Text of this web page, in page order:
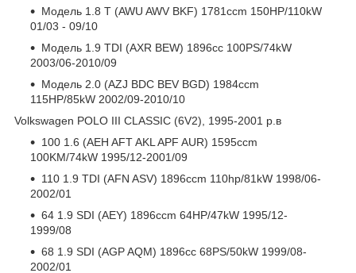
Модель 1.8 T (AWU AWV BKF) 1781ccm 150HP/110kW
01/03 - 09/10
Модель 1.9 TDI (AXR BEW) 1896cc 100PS/74kW
2003/06-2010/09
Модель 2.0 (AZJ BDC BEV BGD) 1984ccm
115HP/85kW 2002/09-2010/10
Volkswagen POLO III CLASSIC (6V2), 1995-2001 р.в
100 1.6 (AEH AFT AKL APF AUR) 1595ccm
100KM/74kW 1995/12-2001/09
110 1.9 TDI (AFN ASV) 1896ccm 110hp/81kW 1998/06-
2002/01
64 1.9 SDI (AEY) 1896ccm 64HP/47kW 1995/12-
1999/08
68 1.9 SDI (AGP AQM) 1896cc 68PS/50kW 1999/08-
2002/01